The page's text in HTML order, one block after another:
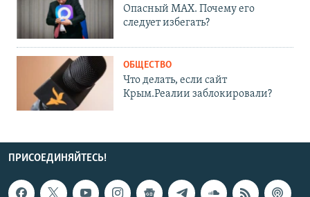
Опасный MAX. Почему его
следует избегать?
ОБЩЕСТВО
Что делать, если сайт
Крым.Реалии заблокировали?
ПРИСОЕДИНЯЙТЕСЬ!